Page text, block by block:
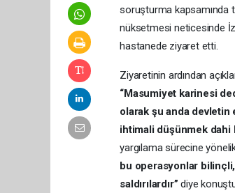
soruşturma kapsamında
nüksetmesi neticesinde
hastanede ziyaret etti.
Ziyaretinin ardından
“Masumiyet karinesi
olarak şu anda devletin
ihtimali düşünmek dahi
yargılama sürecine
bu operasyonlar
saldırılardır”diye